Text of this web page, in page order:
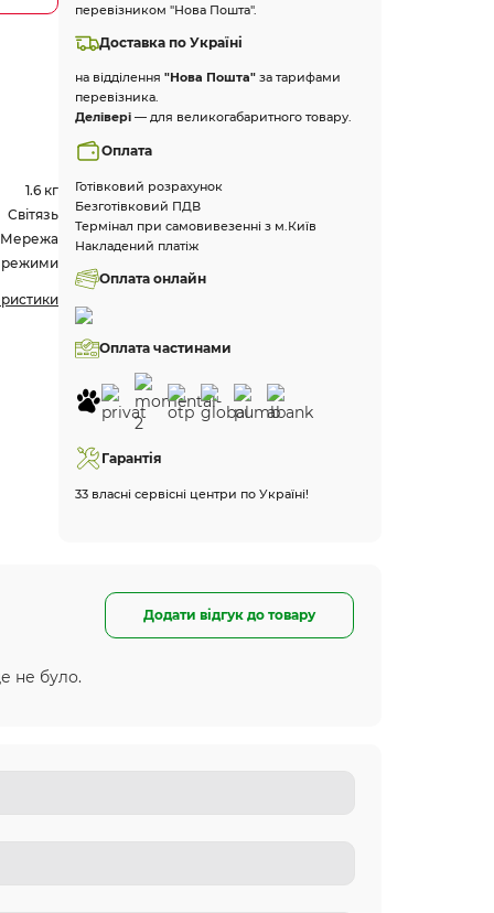
1.6 кг
Світязь
Мережа
режими
перевізником "Нова Пошта".
Доставка по Україні
на відділення"Нова Пошта"за тарифами
перевізника.
Делівері — для великогабаритного товару.
Оплата
Готівковий розрахунок
Безготівковий ПДВ
Термінал при самовивезенні з м.Київ
Накладений платіж
Оплата онлайн
Оплата частинами
Гарантія
33 власні сервісні центри по Україні!
Додати відгук до товару
не було.